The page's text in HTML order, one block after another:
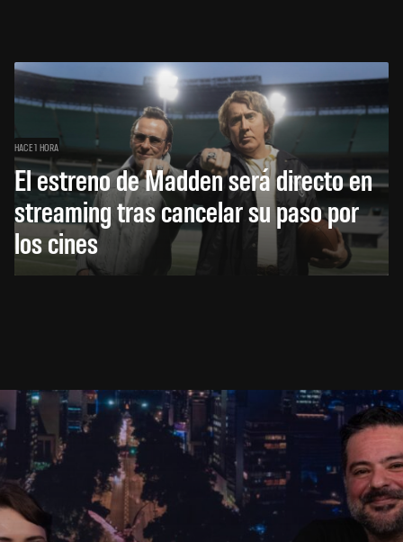
HACE 1 HORA
El estreno de Madden será directo en
streaming tras cancelar su paso por
los cines